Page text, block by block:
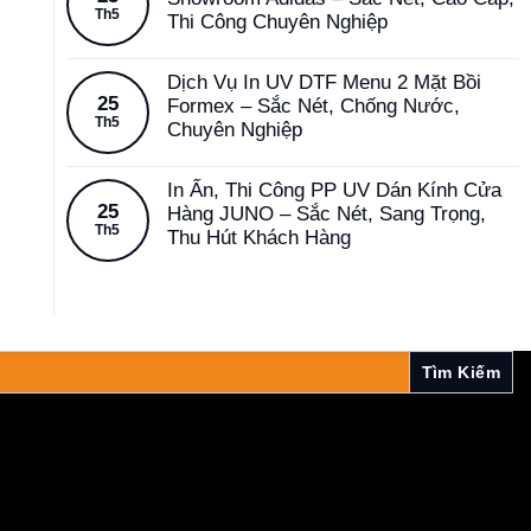
Th5
Thi Công Chuyên Nghiệp
25
Th5
Dịch Vụ In UV DTF Menu 2 Mặt Bồi
Formex – Sắc Nét, Chống Nước,
Chuyên Nghiệp
25
Th5
In Ấn, Thi Công PP UV Dán Kính Cửa
Hàng JUNO – Sắc Nét, Sang Trọng,
Thu Hút Khách Hàng